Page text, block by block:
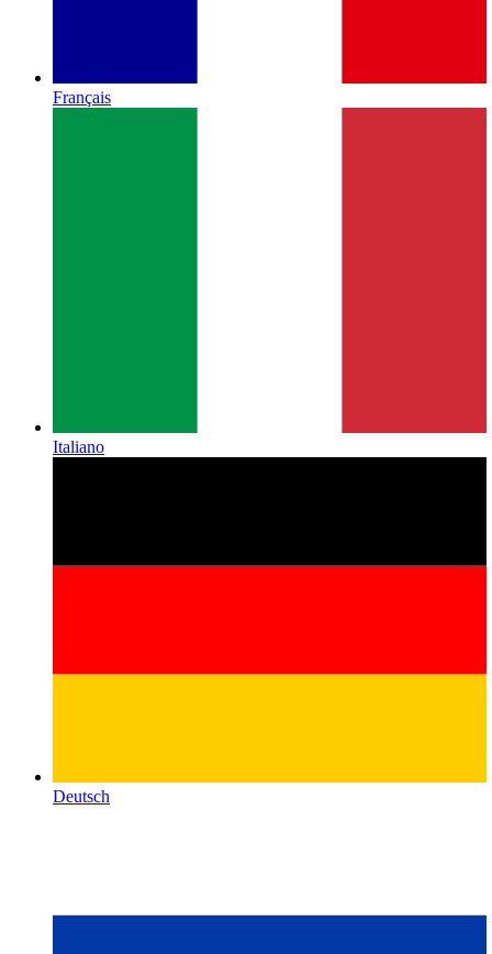
Français
Italiano
Deutsch